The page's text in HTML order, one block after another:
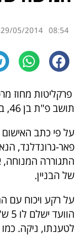
08:54
29/05/2014
פרקליטות מחוז
תושב פ"ת בן 46, בגין רצח מתנה סוקולוביץ ז"ל
על פי כתב
פאר-גרונדלנד,
התגוררה
של הבניין.
על רקע ויכוח עם
לטענתו, ניקה.